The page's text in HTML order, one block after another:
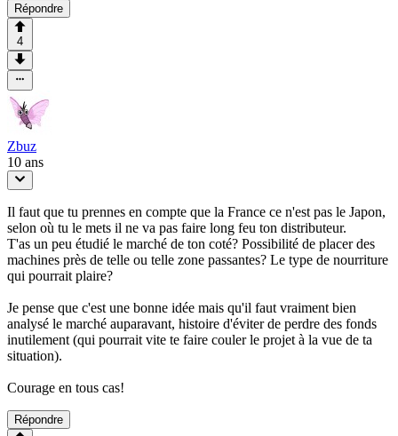
Répondre
4
Zbuz
10 ans
Il faut que tu prennes en compte que la France ce n'est pas le Japon,
selon où tu le mets il ne va pas faire long feu ton distributeur.
T'as un peu étudié le marché de ton coté? Possibilité de placer des
machines près de telle ou telle zone passantes? Le type de nourriture
qui pourrait plaire?
Je pense que c'est une bonne idée mais qu'il faut vraiment bien
analysé le marché auparavant, histoire d'éviter de perdre des fonds
inutilement (qui pourrait vite te faire couler le projet à la vue de ta
situation).
Courage en tous cas!
Répondre